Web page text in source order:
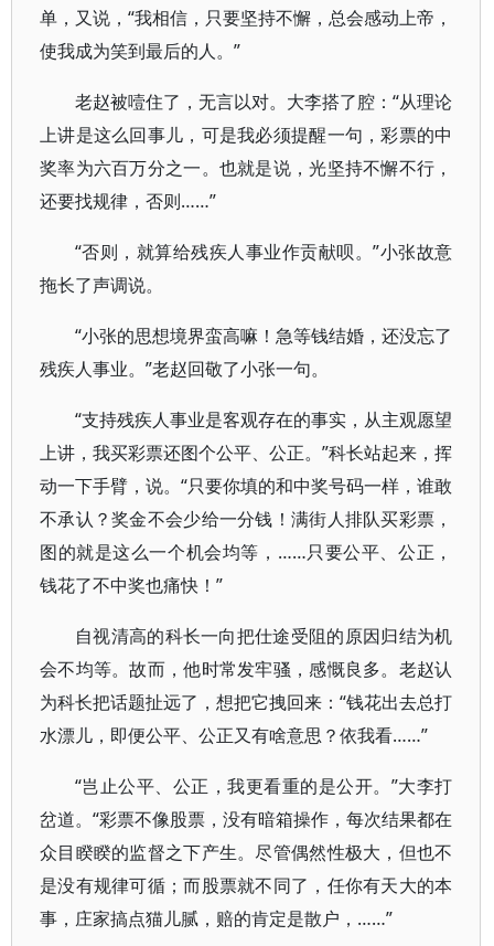
单，又说，“我相信，只要坚持不懈，总会感动上帝，
使我成为笑到最后的人。”
老赵被噎住了，无言以对。大李搭了腔：“从理论
上讲是这么回事儿，可是我必须提醒一句，彩票的中
奖率为六百万分之一。也就是说，光坚持不懈不行，
还要找规律，否则……”
“否则，就算给残疾人事业作贡献呗。”小张故意
拖长了声调说。
“小张的思想境界蛮高嘛！急等钱结婚，还没忘了
残疾人事业。”老赵回敬了小张一句。
“支持残疾人事业是客观存在的事实，从主观愿望
上讲，我买彩票还图个公平、公正。”科长站起来，挥
动一下手臂，说。“只要你填的和中奖号码一样，谁敢
不承认？奖金不会少给一分钱！满街人排队买彩票，
图的就是这么一个机会均等，……只要公平、公正，
钱花了不中奖也痛快！”
自视清高的科长一向把仕途受阻的原因归结为机
会不均等。故而，他时常发牢骚，感慨良多。老赵认
为科长把话题扯远了，想把它拽回来：“钱花出去总打
水漂儿，即便公平、公正又有啥意思？依我看……”
“岂止公平、公正，我更看重的是公开。”大李打
岔道。“彩票不像股票，没有暗箱操作，每次结果都在
众目睽睽的监督之下产生。尽管偶然性极大，但也不
是没有规律可循；而股票就不同了，任你有天大的本
事，庄家搞点猫儿腻，赔的肯定是散户，……”